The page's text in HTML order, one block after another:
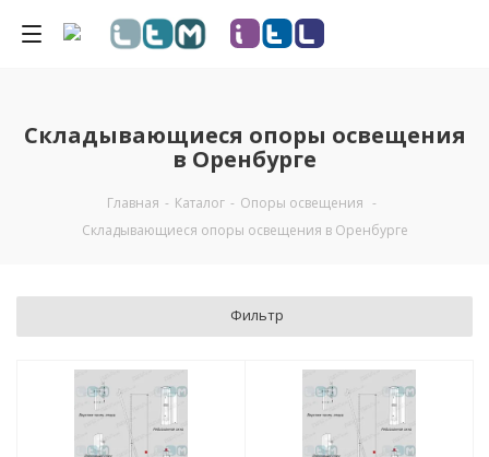
Складывающиеся опоры освещения
в Оренбурге
Главная - Каталог - Опоры освещения -
Складывающиеся опоры освещения в Оренбурге
Фильтр